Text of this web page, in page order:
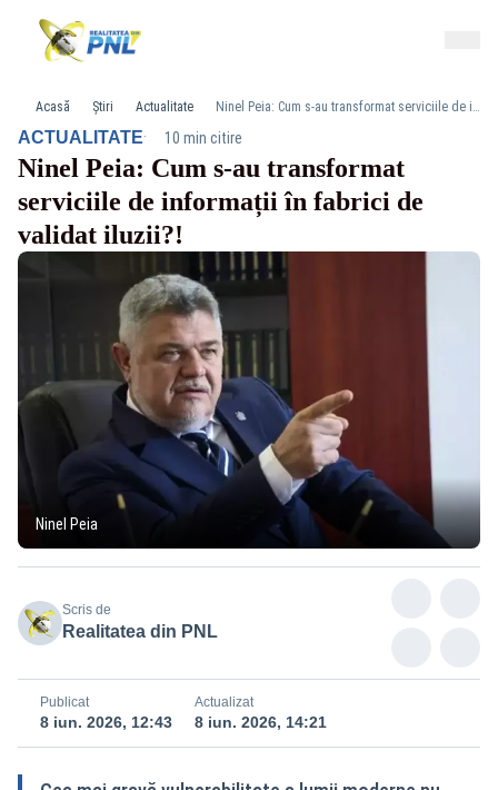
Acasă Știri Actualitate Ninel Peia: Cum s-au transformat serviciile de informații în fabrici de validat iluzii?!
ACTUALITATE· 10 min citire
Ninel Peia: Cum s-au transformat
serviciile de informații în fabrici de
validat iluzii?!
Ninel Peia
Scris de
Realitatea din PNL
Publicat
8 iun. 2026, 12:43
Actualizat
8 iun. 2026, 14:21